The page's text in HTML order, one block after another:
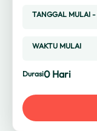
TANGGAL MULAI -
WAKTU MULAI
Durasi0 Hari